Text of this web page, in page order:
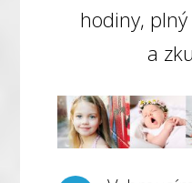
hodiny,
a